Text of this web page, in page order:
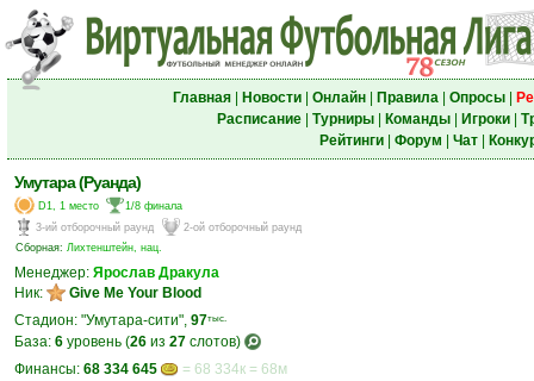
Главная| Новости| Онлайн| Правила| Опросы|
Расписание| Турниры| Команды| Игроки|
Рейтинги| Форум Чат|
Умутара (Руанда)
D1, 1 место
1/8 финала
3-ий отборочный раунд
2-ой отборочный раунд
Сборная: Лихтенштейн, нац.
Менеджер: Ярослав Дракула
Ник:
Give Me Your Blood
Стадион: "Умутара-сити", 97тыс.
База: 6 уровень (26 из 27 слотов)
Финансы: 68 334 645
= 68 334к = 68м